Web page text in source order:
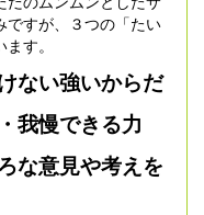
ですが、３つの「たい
す。
ない強いからだ
我慢できる力
な意見や考えを